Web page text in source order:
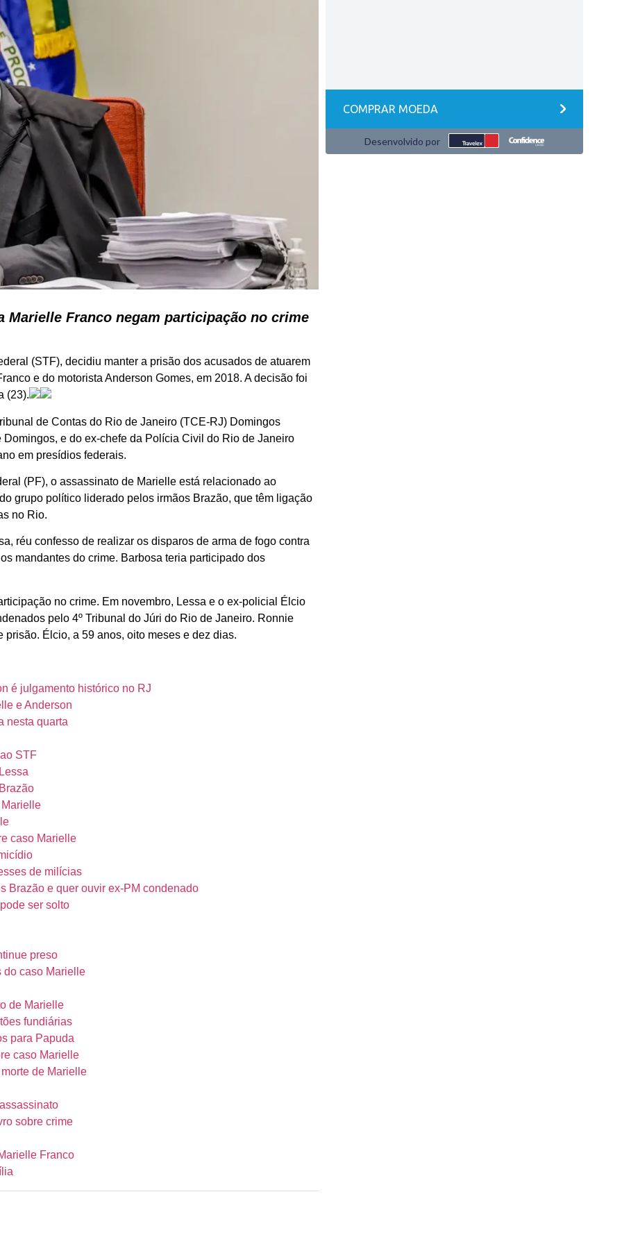
Marielle Franco negam participação no crime
(STF), decidiu manter a prisão dos acusados de atuarem
e do motorista Anderson Gomes, em 2018. A decisão foi
(23).
de Contas do Rio de Janeiro (TCE-RJ) Domingos
e do ex-chefe da Polícia Civil do Rio de Janeiro
em presídios federais.
(PF), o assassinato de Marielle está relacionado ao
grupo político liderado pelos irmãos Brazão, que têm ligação
no Rio.
réu confesso de realizar os disparos de arma de fogo contra
mandantes do crime. Barbosa teria participado dos
no crime. Em novembro, Lessa e o ex-policial Élcio
pelo 4º Tribunal do Júri do Rio de Janeiro. Ronnie
Élcio, a 59 anos, oito meses e dez dias.
é julgamento histórico no RJ
e Anderson
nesta quarta
STF
caso Marielle
de milícias
Brazão e quer ouvir ex-PM condenado
ser solto
preso
do caso Marielle
de Marielle
fundiárias
para Papuda
caso Marielle
de Marielle
sobre crime
Franco